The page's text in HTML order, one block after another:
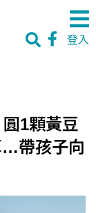
登入
1顆黃豆
…帶孩子向